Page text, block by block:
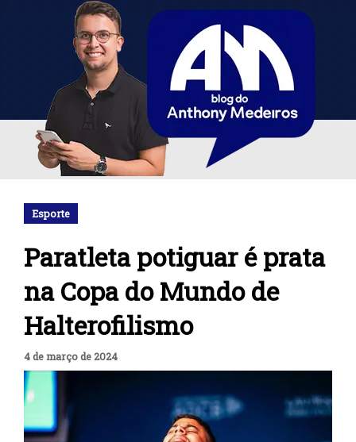
Esporte
Paratleta potiguar é prata
na Copa do Mundo de
Halterofilismo
4 de março de 2024